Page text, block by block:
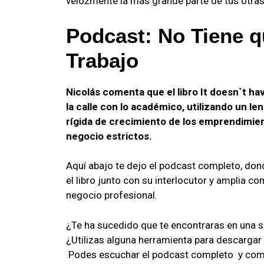
Podcast: No Tiene
Trabajo
Nicolás comenta que el libro It doesn`t
la calle con lo académico, utilizando un
rígida de crecimiento de los
negocio estrictos.
Aquí abajo te dejo el podcast completo,
el libro junto con su interlocutor y amplia
negocio profesional.
¿Te ha sucedido que te encontraras en
¿Utilizas alguna herramienta para
Podes escuchar el podcast completo y